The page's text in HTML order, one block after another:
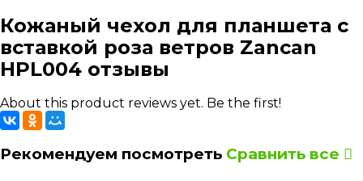
Кожаный чехол для планшета с
вставкой роза ветров Zancan
HPL004 отзывы
About this product reviews yet. Be the first!
Рекомендуем посмотреть Сравнить все